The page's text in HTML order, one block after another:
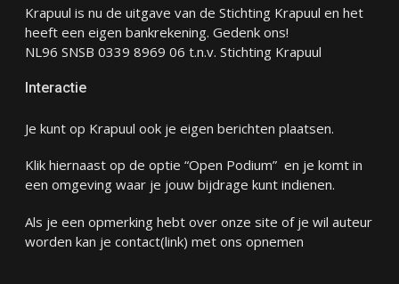
Krapuul is nu de uitgave van de Stichting Krapuul en het
heeft een eigen bankrekening. Gedenk ons!
NL96 SNSB 0339 8969 06 t.n.v. Stichting Krapuul
Interactie
Je kunt op Krapuul ook je eigen berichten plaatsen.
Klik hiernaast op de optie “Open Podium” en je komt in
een omgeving waar je jouw bijdrage kunt indienen.
Als je een opmerking hebt over onze site of je wil auteur
worden kan je contact(link) met ons opnemen